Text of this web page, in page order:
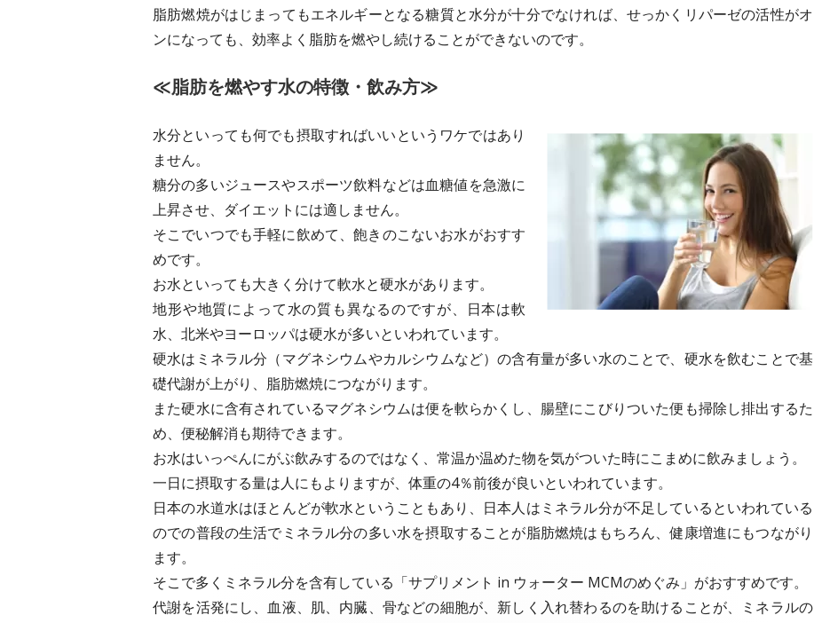
脂肪燃焼がはじまってもエネルギーとなる糖質と水分が十分でなければ、せっかくリパーゼの活性がオ
ンになっても、効率よく脂肪を燃やし続けることができないのです。
≪脂肪を燃やす水の特徴・飲み方≫
水分といっても何でも摂取すればいいというワケではあり
ません。
糖分の多いジュースやスポーツ飲料などは血糖値を急激に
上昇させ、ダイエットには適しません。
そこでいつでも手軽に飲めて、飽きのこないお水がおすす
めです。
お水といっても大きく分けて軟水と硬水があります。
地形や地質によって水の質も異なるのですが、日本は軟
水、北米やヨーロッパは硬水が多いといわれています。
硬水はミネラル分（マグネシウムやカルシウムなど）の含有量が多い水のことで、硬水を飲むことで基
礎代謝が上がり、脂肪燃焼につながります。
また硬水に含有されているマグネシウムは便を軟らかくし、腸壁にこびりついた便も掃除し排出するた
め、便秘解消も期待できます。
お水はいっぺんにがぶ飲みするのではなく、常温か温めた物を気がついた時にこまめに飲みましょう。
一日に摂取する量は人にもよりますが、体重の4％前後が良いといわれています。
日本の水道水はほとんどが軟水ということもあり、日本人はミネラル分が不足しているといわれている
のでの普段の生活でミネラル分の多い水を摂取することが脂肪燃焼はもちろん、健康増進にもつながり
ます。
そこで多くミネラル分を含有している「サプリメント in ウォーター MCMのめぐみ」がおすすめです。
代謝を活発にし、血液、肌、内臓、骨などの細胞が、新しく入れ替わるのを助けることが、ミネラルの